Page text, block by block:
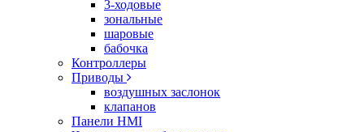
3-ходовые
зональные
шаровые
бабочка
Контроллеры
Приводы
воздушных заслонок
клапанов
Панели HMI